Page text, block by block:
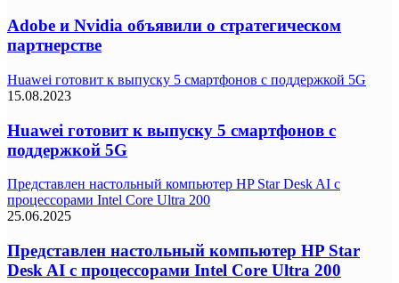
Adobe и Nvidia объявили о стратегическом
партнерстве
Huawei готовит к выпуску 5 смартфонов с поддержкой 5G
15.08.2023
Huawei готовит к выпуску 5 смартфонов с
поддержкой 5G
Представлен настольный компьютер HP Star Desk AI с
процессорами Intel Core Ultra 200
25.06.2025
Представлен настольный компьютер HP Star
Desk AI с процессорами Intel Core Ultra 200